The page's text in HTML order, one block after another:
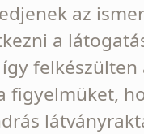
az
a
figyelmüket,